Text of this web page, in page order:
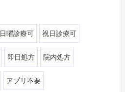
日曜診療可 祝日診療可
即日処方 院内処方
アプリ不要